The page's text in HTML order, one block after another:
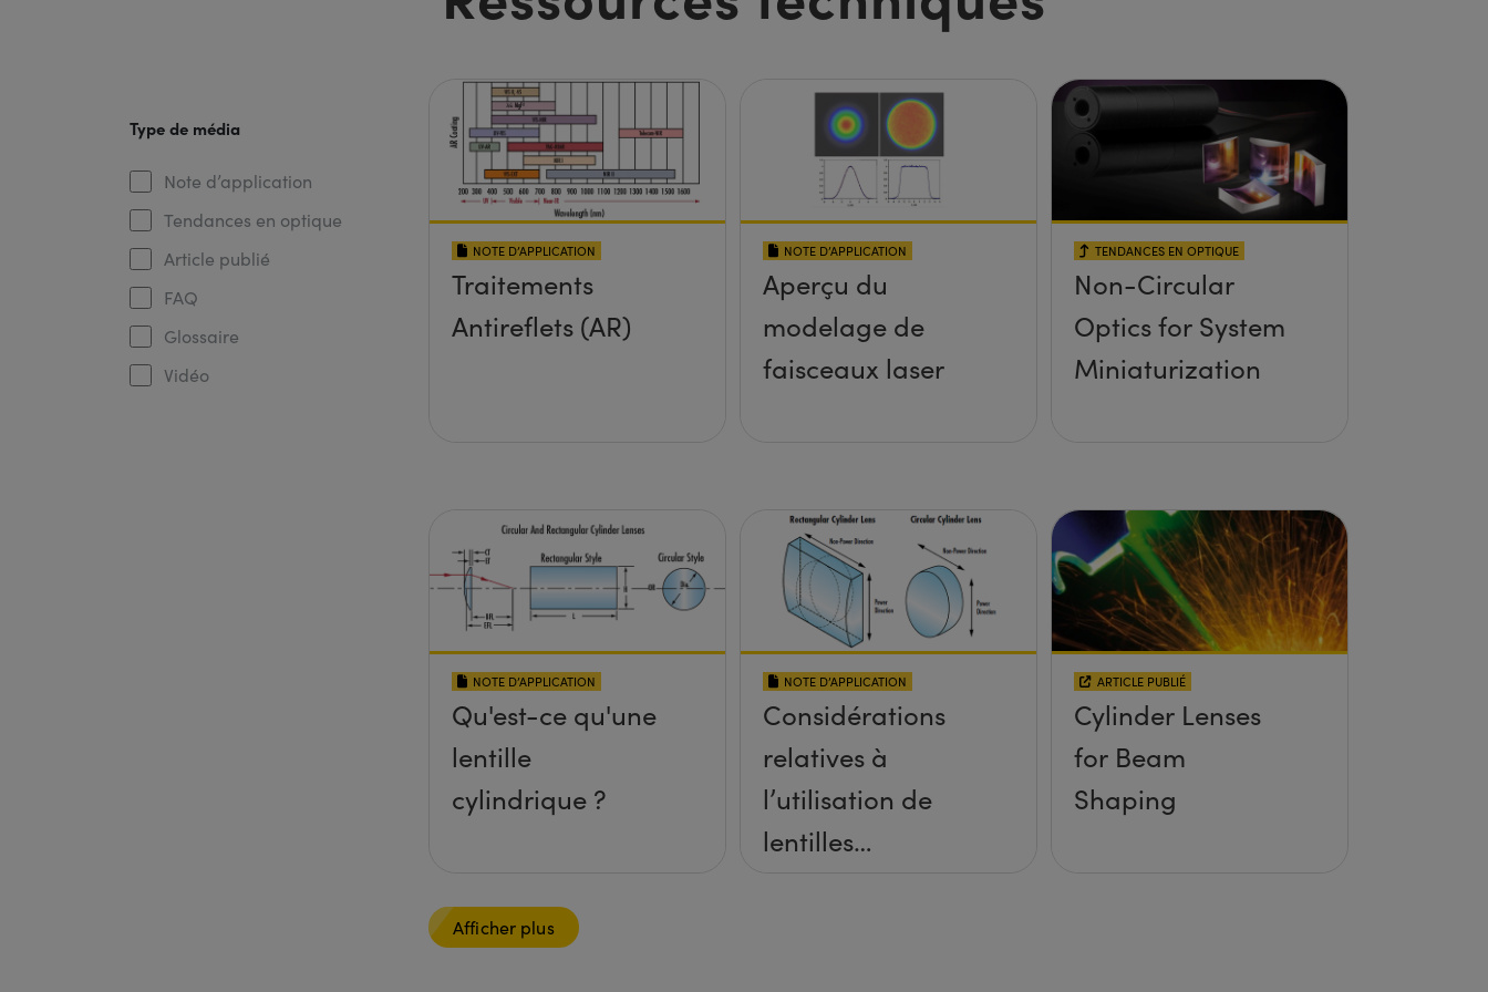
Type de média
Note d’application
Tendances en optique
Article publié
FAQ
Glossaire
Vidéo
NOTE D’APPLICATION
Traitements
Antireflets (AR)
NOTE D’APPLICATION
Aperçu du
modelage de
faisceaux laser
TENDANCES EN OPTIQUE
Non-Circular
Optics for System
Miniaturization
NOTE D’APPLICATION
Qu'est-ce qu'une
lentille
cylindrique ?
NOTE D’APPLICATION
Considérations
relatives à
l’utilisation de
lentilles
ARTICLE PUBLIÉ
Cylinder Lenses
for Beam
Shaping
Afficher plus